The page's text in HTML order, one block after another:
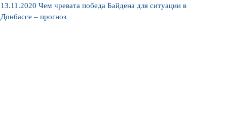
13.11.2020 Чем чревата победа Байдена для ситуации в
Донбассе – прогноз